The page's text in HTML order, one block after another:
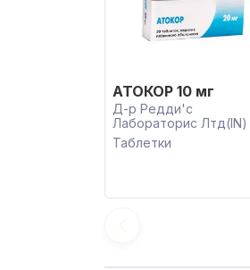
АТОКОР 10 мг
Д-р Редди'с
Лабораторис Лтд(IN)
Таблетки